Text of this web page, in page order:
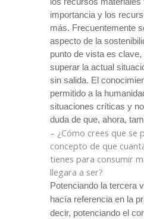
importancia y los
más. Frecuentemente
aspecto de la
punto de vista es
superar la actual
sin salida. El
permitido a la
situaciones críticas y
duda de que, ahora,
– ¿Cómo crees que se
concepto de que
tienes para consumir
llegara a ser?
Potenciando la tercera
hacía referencia en la
decir, potenciando el